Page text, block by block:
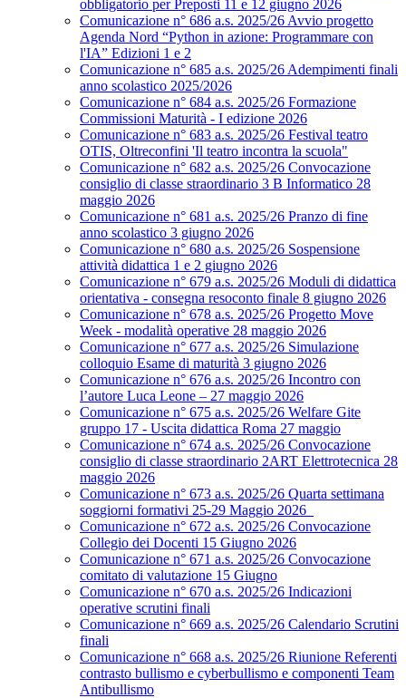
obbligatorio per Preposti 11 e 12 giugno 2026
Comunicazione n° 686 a.s. 2025/26 Avvio progetto
Agenda Nord “Python in azione: Programmare con
l'IA” Edizioni 1 e 2
Comunicazione n° 685 a.s. 2025/26 Adempimenti finali
anno scolastico 2025/2026
Comunicazione n° 684 a.s. 2025/26 Formazione
Commissioni Maturità - I edizione 2026
Comunicazione n° 683 a.s. 2025/26 Festival teatro
OTIS, Oltreconfini 'Il teatro incontra la scuola"
Comunicazione n° 682 a.s. 2025/26 Convocazione
consiglio di classe straordinario 3 B Informatico 28
maggio 2026
Comunicazione n° 681 a.s. 2025/26 Pranzo di fine
anno scolastico 3 giugno 2026
Comunicazione n° 680 a.s. 2025/26 Sospensione
attività didattica 1 e 2 giugno 2026
Comunicazione n° 679 a.s. 2025/26 Moduli di didattica
orientativa - consegna resoconto finale 8 giugno 2026
Comunicazione n° 678 a.s. 2025/26 Progetto Move
Week - modalità operative 28 maggio 2026
Comunicazione n° 677 a.s. 2025/26 Simulazione
colloquio Esame di maturità 3 giugno 2026
Comunicazione n° 676 a.s. 2025/26 Incontro con
l’autore Luca Leone – 27 maggio 2026
Comunicazione n° 675 a.s. 2025/26 Welfare Gite
gruppo 17 - Uscita didattica Roma 27 maggio
Comunicazione n° 674 a.s. 2025/26 Convocazione
consiglio di classe straordinario 2ART Elettrotecnica 28
maggio 2026
Comunicazione n° 673 a.s. 2025/26 Quarta settimana
soggiorni formativi 25-29 Maggio 2026
Comunicazione n° 672 a.s. 2025/26 Convocazione
Collegio dei Docenti 15 Giugno 2026
Comunicazione n° 671 a.s. 2025/26 Convocazione
comitato di valutazione 15 Giugno
Comunicazione n° 670 a.s. 2025/26 Indicazioni
operative scrutini finali
Comunicazione n° 669 a.s. 2025/26 Calendario Scrutini
finali
Comunicazione n° 668 a.s. 2025/26 Riunione Referenti
contrasto bullismo e cyberbullismo e componenti Team
Antibullismo